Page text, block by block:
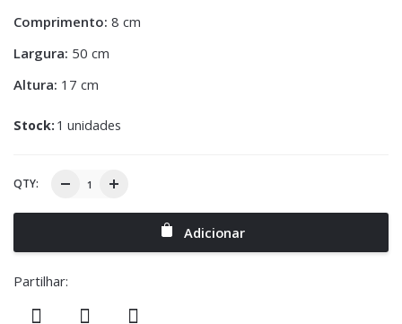
Comprimento: 8 cm
Largura: 50 cm
Altura: 17 cm
Stock: 1 unidades
QTY:
Adicionar
Partilhar: